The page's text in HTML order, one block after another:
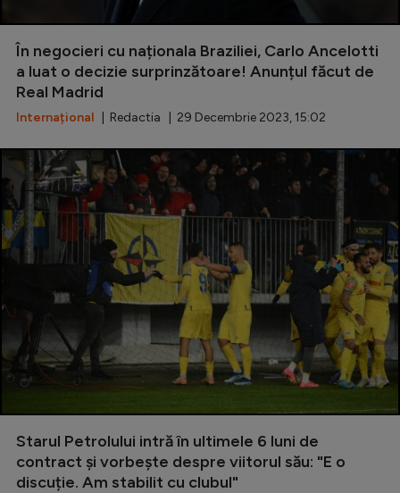
În negocieri cu naționala Braziliei, Carlo Ancelotti
a luat o decizie surprinzătoare! Anunțul făcut de
Real Madrid
Internațional | Redactia | 29 Decembrie 2023, 15:02
Starul Petrolului intră în ultimele 6 luni de
contract și vorbește despre viitorul său: "E o
discuție. Am stabilit cu clubul"